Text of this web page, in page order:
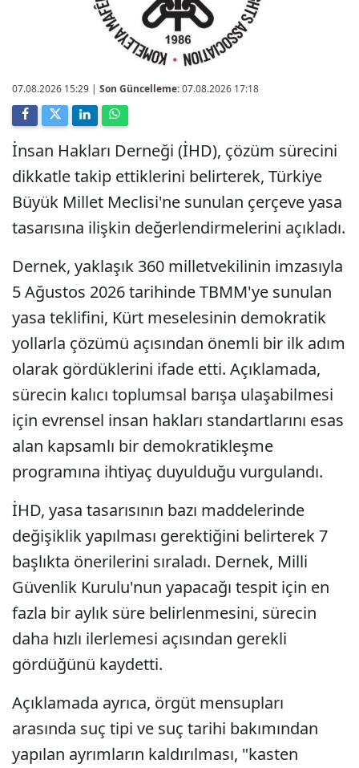
07.08.2026 15:29 | Son Güncelleme:07.08.2026 17:18
İnsan Hakları Derneği (İHD), çözüm sürecini
dikkatle takip ettiklerini belirterek, Türkiye
Büyük Millet Meclisi'ne sunulan çerçeve yasa
tasarısına ilişkin değerlendirmelerini açıkladı.
Dernek, yaklaşık 360 milletvekilinin imzasıyla
5 Ağustos 2026 tarihinde TBMM'ye sunulan
yasa teklifini, Kürt meselesinin demokratik
yollarla çözümü açısından önemli bir ilk adım
olarak gördüklerini ifade etti. Açıklamada,
sürecin kalıcı toplumsal barışa ulaşabilmesi
için evrensel insan hakları standartlarını esas
alan kapsamlı bir demokratikleşme
programına ihtiyaç duyulduğu vurgulandı.
İHD, yasa tasarısının bazı maddelerinde
değişiklik yapılması gerektiğini belirterek 7
başlıkta önerilerini sıraladı. Dernek, Milli
Güvenlik Kurulu'nun yapacağı tespit için en
fazla bir aylık süre belirlenmesini, sürecin
daha hızlı ilerlemesi açısından gerekli
gördüğünü kaydetti.
Açıklamada ayrıca, örgüt mensupları
arasında suç tipi ve suç tarihi bakımından
yapılan ayrımların kaldırılması, "kasten